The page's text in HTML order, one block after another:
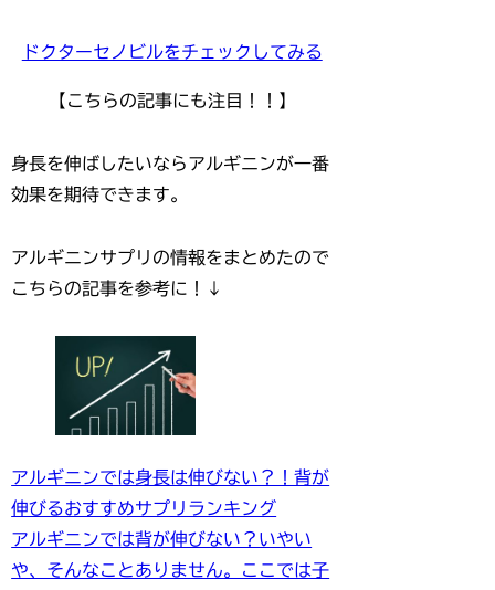
ドクターセノビルをチェックしてみる
【こちらの記事にも注目！！】
身長を伸ばしたいならアルギニンが一番
効果を期待できます。
アルギニンサプリの情報をまとめたので
こちらの記事を参考に！↓
アルギニンでは身長は伸びない？！背が
伸びるおすすめサプリランキング
アルギニンでは背が伸びない？いやい
や、そんなことありません。ここでは子